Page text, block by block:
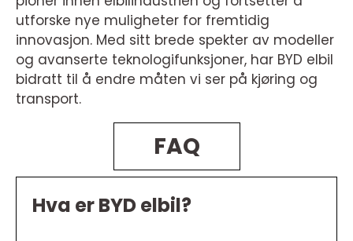
utforske nye muligheter for fremtidig
innovasjon. Med sitt brede spekter av modeller
og avanserte teknologifunksjoner, har BYD elbil
bidratt til å endre måten vi ser på kjøring og
transport.
FAQ
Hva er BYD elbil?